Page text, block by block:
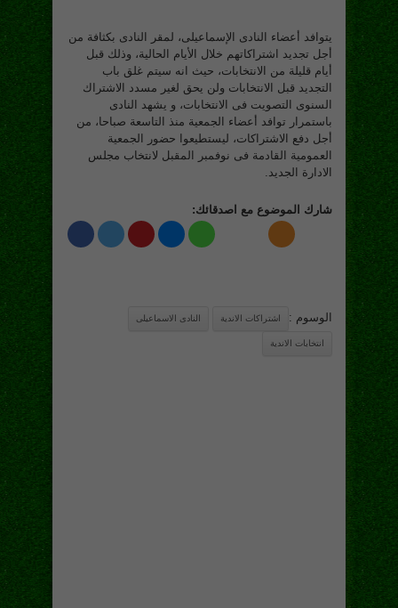
يتوافد أعضاء النادى الإسماعيلى، لمقر النادى بكثافة من
أجل تجديد اشتراكاتهم خلال الأيام الحالية، وذلك قبل
أيام قليلة من الانتخابات، حيث انه سيتم غلق باب
التجديد قبل الانتخابات ولن يحق لغير مسدد الاشتراك
السنوى التصويت فى الانتخابات، و يشهد النادى
باستمرار توافد أعضاء الجمعية منذ التاسعة صباحا، من
أجل دفع الاشتراكات، ليستطيعوا حضور الجمعية
العمومية القادمة فى نوفمبر المقبل لانتخاب مجلس
الادارة الجديد.
شارك الموضوع مع اصدقائك:
الوسوم : اشتراكات الاندية النادى الاسماعيلى
انتخابات الاندية